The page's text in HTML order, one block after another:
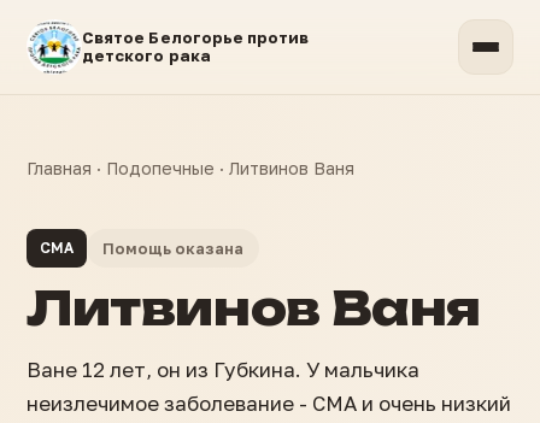
Святое Белогорье против
детского рака
Главная · Подопечные · Литвинов Ваня
СМА Помощь оказана
Литвинов Ваня
Ване 12 лет, он из Губкина. У мальчика
неизлечимое заболевание - СМА и очень низкий